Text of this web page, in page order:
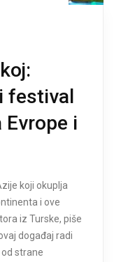
festival
i
koji okuplja
i ove
iz Turske, piše
događaj radi
strane